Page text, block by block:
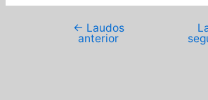
← Laudos
anterior